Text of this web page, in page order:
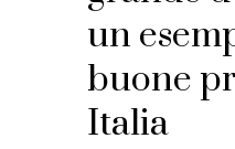
un
buone
Italia